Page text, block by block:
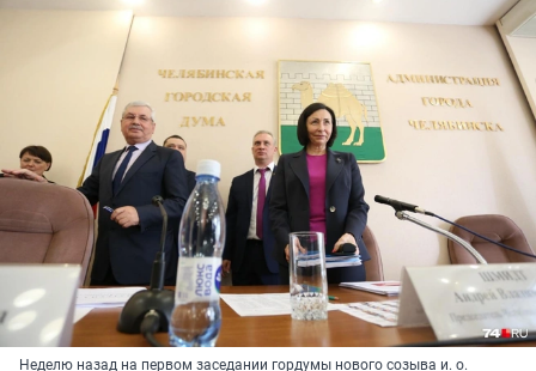
Неделю назад на первом заседании гордумы нового созыва и. о.